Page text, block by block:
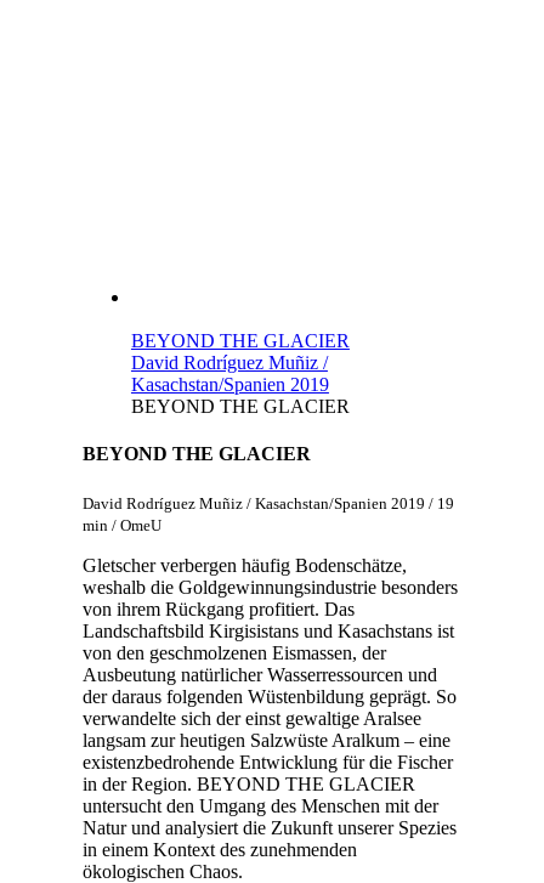
BEYOND THE GLACIER
David Rodríguez Muñiz /
Kasachstan/Spanien 2019
BEYOND THE GLACIER
BEYOND THE GLACIER
David Rodríguez Muñiz / Kasachstan/Spanien 2019 / 19
min / OmeU
Gletscher verbergen häufig Bodenschätze,
weshalb die Goldgewinnungsindustrie besonders
von ihrem Rückgang profitiert. Das
Landschaftsbild Kirgisistans und Kasachstans ist
von den geschmolzenen Eismassen, der
Ausbeutung natürlicher Wasserressourcen und
der daraus folgenden Wüstenbildung geprägt. So
verwandelte sich der einst gewaltige Aralsee
langsam zur heutigen Salzwüste Aralkum – eine
existenzbedrohende Entwicklung für die Fischer
in der Region. BEYOND THE GLACIER
untersucht den Umgang des Menschen mit der
Natur und analysiert die Zukunft unserer Spezies
in einem Kontext des zunehmenden
ökologischen Chaos.